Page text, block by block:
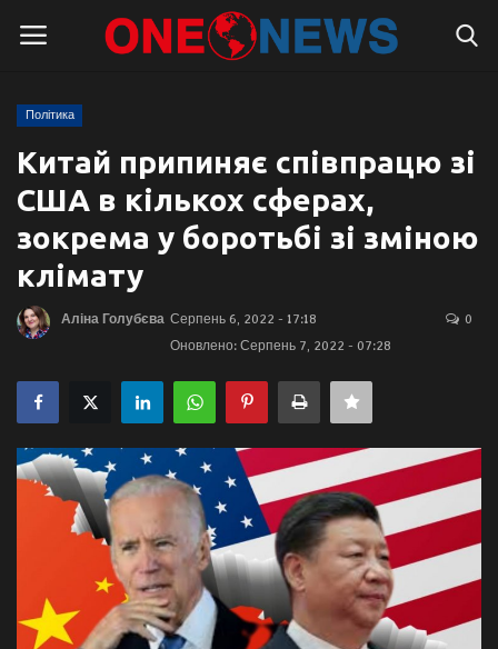
Головна
Контакти
Про нас
Правила для блогерів
Суспільство
Галерея
Політика
Політика
Китай припиняє співпрацю зі
США в кількох сферах,
зокрема у боротьбі зі зміною
клімату
Аліна Голубєва Серпень 6, 2022 - 17:18
Оновлено: Серпень 7, 2022 - 07:28
0